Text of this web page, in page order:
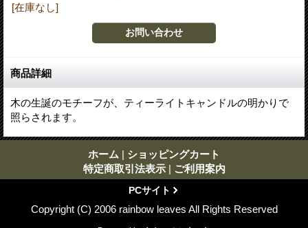
[在庫なし]
商品詳細
木の生誕のモチーフが、ティーライトキャンドルの明かりで
照らされます。
ホーム | ショッピングカート
特定商取引法表示 | ご利用案内
PCサイト
Copyright (C) 2006 rainbow leaves All Rights Reserved